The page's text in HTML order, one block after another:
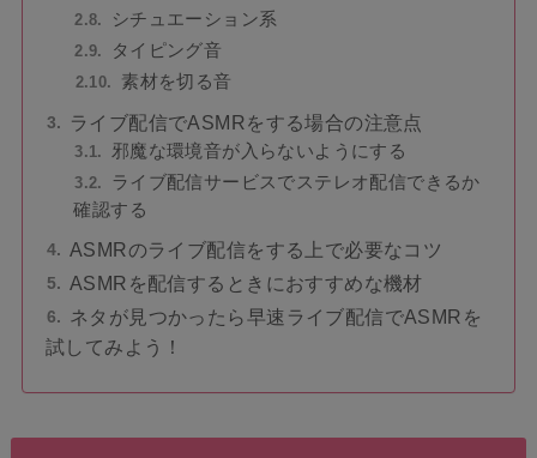
シチュエーション系
タイピング音
素材を切る音
ライブ配信でASMRをする場合の注意点
邪魔な環境音が入らないようにする
ライブ配信サービスでステレオ配信できるか
確認する
ASMRのライブ配信をする上で必要なコツ
ASMRを配信するときにおすすめな機材
ネタが見つかったら早速ライブ配信でASMRを
試してみよう！